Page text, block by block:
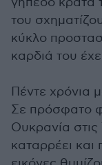
του
κύκλο
καρδιά του
Πέντε χρόνια
Σε πρόσφατο
Ουκρανία στις
καταρρέει και